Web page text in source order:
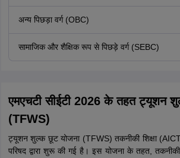
अन्य पिछड़ा वर्ग (OBC)
सामाजिक और शैक्षिक रूप से पिछड़े वर्ग (SEBC)
एमएचटी सीईटी 2026 के तहत ट्यूशन
(TFWS)
ट्यूशन शुल्क छूट योजना (TFWS) तकनीकी शिक्षा
परिषद द्वारा शुरू की गई है। इस योजना के तहत,